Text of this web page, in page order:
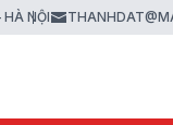
NỘI